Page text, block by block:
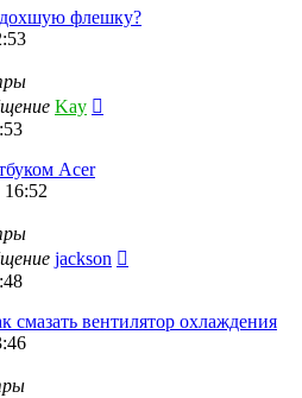
флешку?
Kay
Acer
16:52
jackson
смазать вентилятор охлаждения